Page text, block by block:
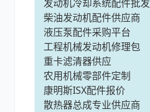
发动机冷却系统配件批发
柴油发动机配件供应商
液压泵配件采购平台
工程机械发动机修理包
重卡滤清器供应
农用机械零部件定制
康明斯ISX配件报价
散热器总成专业供应商